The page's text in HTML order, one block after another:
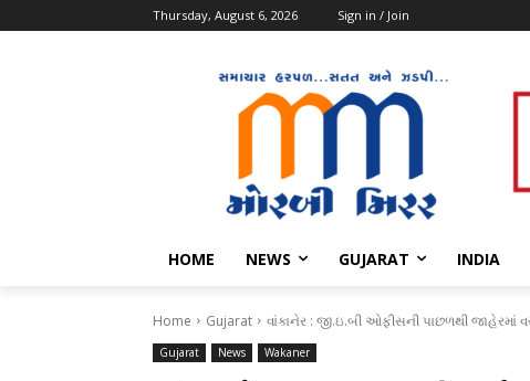
Thursday, August 6, 2026 Sign in / Join
HOME NEWS GUJARAT INDIA
Home Gujarat વાંકાનેર : જી.ઇ.બી ઓફીસની પાછળથી જાહેરમાં
Gujarat News Wakaner